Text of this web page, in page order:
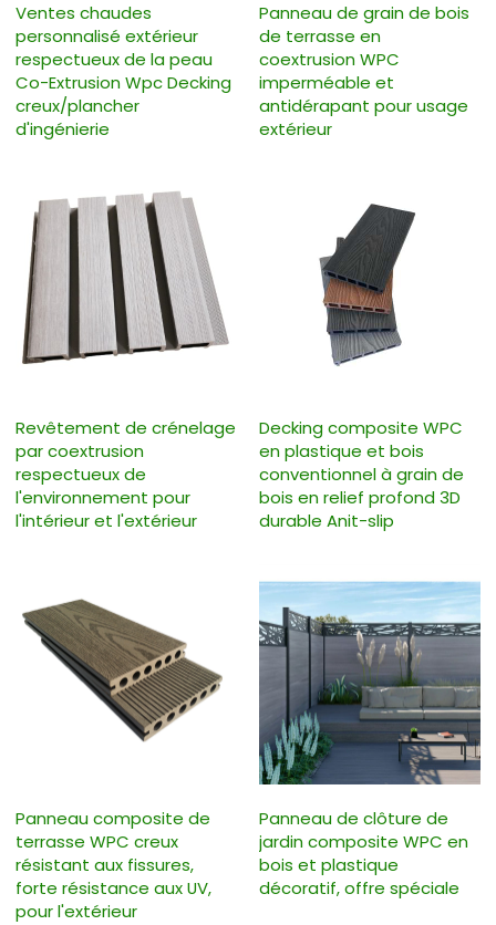
Ventes chaudes
personnalisé extérieur
respectueux de la peau
Co-Extrusion Wpc Decking
creux/plancher
d'ingénierie
Panneau de grain de bois
de terrasse en
coextrusion WPC
imperméable et
antidérapant pour usage
extérieur
Revêtement de crénelage
par coextrusion
respectueux de
l'environnement pour
l'intérieur et l'extérieur
Decking composite WPC
en plastique et bois
conventionnel à grain de
bois en relief profond 3D
durable Anit-slip
Panneau composite de
terrasse WPC creux
résistant aux fissures,
forte résistance aux UV,
pour l'extérieur
Panneau de clôture de
jardin composite WPC en
bois et plastique
décoratif, offre spéciale